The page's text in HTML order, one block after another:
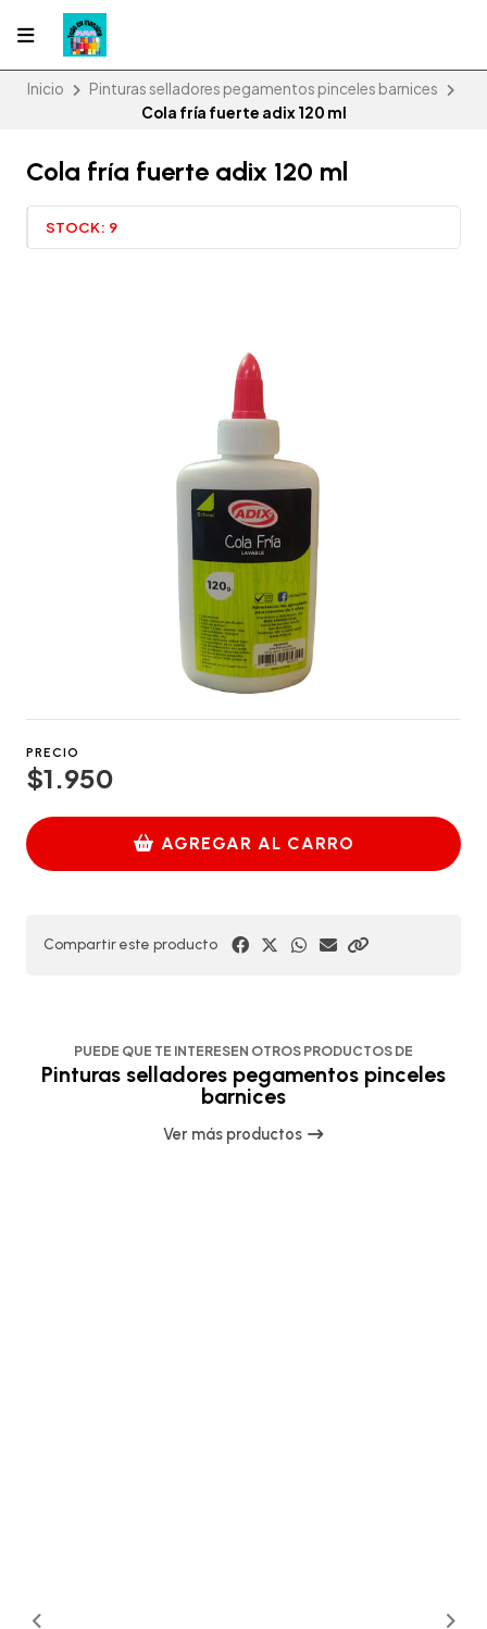
Inicio
Pinturas selladores pegamentos pinceles barnices
Cola fría fuerte adix 120 ml
Cola fría fuerte adix 120 ml
STOCK: 9
PRECIO
$1.950
AGREGAR AL CARRO
Compartir este producto
PUEDE QUE TE INTERESEN OTROS PRODUCTOS DE
Pinturas selladores pegamentos pinceles
barnices
Ver más productos